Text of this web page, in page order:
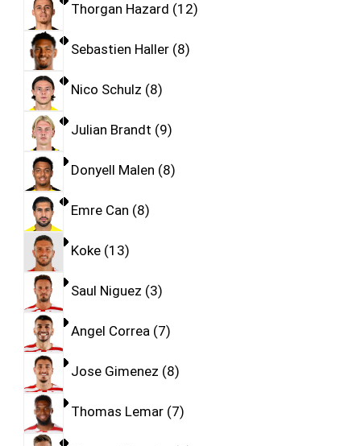
Thorgan Hazard 12
Sebastien Haller 8
Nico Schulz 8
Julian Brandt 9
Donyell Malen 8
Emre Can 8
Koke 13
Saul Niguez 3
Angel Correa 7
Jose Gimenez 8
Thomas Lemar 7